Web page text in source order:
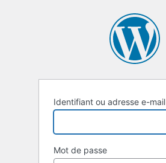
Identifiant ou adresse e-mail
Mot de passe